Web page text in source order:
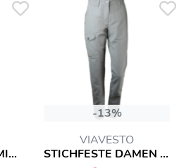
SEIDEN-SARONG MIT INSEKTENSCHUTZ ROCK
-13%
VIAVESTO
STICHFESTE DAMEN SLIM-HOSE INFANTE